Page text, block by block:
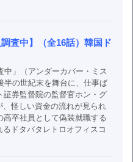
査中】（全16話）韓国ド
中」（アンダーカバー・ミス
半の世紀末を舞台に、仕事ば
証券監督院の監督官ホン・グ
、怪しい資金の流れが見られ
高卒社員として偽装就職する
ドタバタレトロオフィスコ